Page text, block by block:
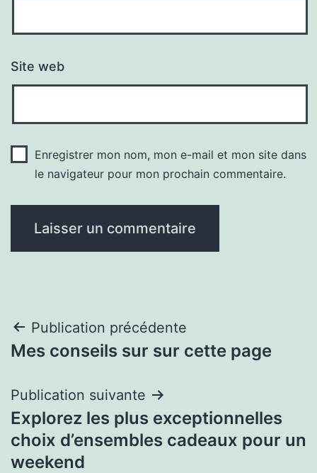
Site web
Enregistrer mon nom, mon e-mail et mon site dans
le navigateur pour mon prochain commentaire.
Navigation
de
l’article
Publication précédente
Mes conseils sur sur cette page
Publication suivante
Explorez les plus exceptionnelles
choix d’ensembles cadeaux pour un
weekend